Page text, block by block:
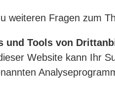
weiteren Fragen zum
und Tools von
Website kann Ihr